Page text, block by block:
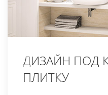
ДИЗАЙН ПОД
ПЛИТКУ